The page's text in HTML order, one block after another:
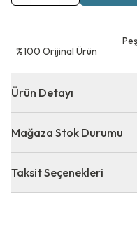
⁠%100 Orijinal Ürün
Ürün Detayı
Mağaza Stok Durumu
Taksit Seçenekleri